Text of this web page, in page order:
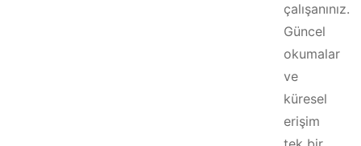
çalışanınız.
Güncel
okumalar
ve
küresel
erişim